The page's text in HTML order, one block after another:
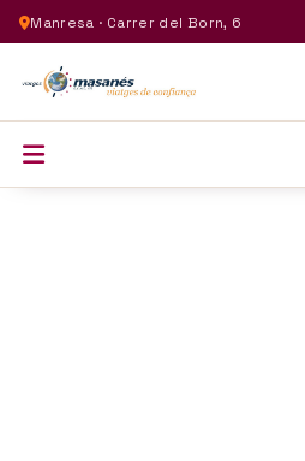
Manresa · Carrer del Born, 6